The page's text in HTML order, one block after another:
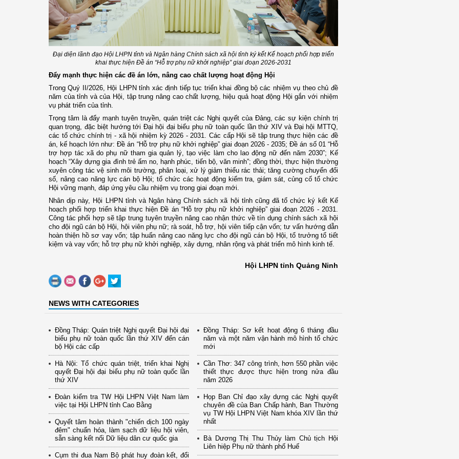
Đại diện lãnh đạo Hội LHPN tỉnh và Ngân hàng Chính sách xã hội tỉnh ký kết Kế hoạch phối hợp triển
khai thực hiện Đề án “Hỗ trợ phụ nữ khởi nghiệp” giai đoạn 2026-2031
Đẩy mạnh thực hiện các đề án lớn, nâng cao chất lượng hoạt động Hội
Trong Quý II/2026, Hội LHPN tỉnh xác định tiếp tục triển khai đồng bộ các nhiệm vụ theo chủ đề
năm của tỉnh và của Hội, tập trung nâng cao chất lượng, hiệu quả hoạt động Hội gắn với nhiệm
vụ phát triển của tỉnh.
Trọng tâm là đẩy mạnh tuyên truyền, quán triệt các Nghị quyết của Đảng, các sự kiện chính trị
quan trọng, đặc biệt hướng tới Đại hội đại biểu phụ nữ toàn quốc lần thứ XIV và Đại hội MTTQ,
các tổ chức chính trị - xã hội nhiệm kỳ 2026 - 2031. Các cấp Hội sẽ tập trung thực hiện các đề
án, kế hoạch lớn như: Đề án “Hỗ trợ phụ nữ khởi nghiệp” giai đoạn 2026 - 2035; Đề án số 01 “Hỗ
trợ hợp tác xã do phụ nữ tham gia quản lý, tạo việc làm cho lao động nữ đến năm 2030”; Kế
hoạch “Xây dựng gia đình trẻ ấm no, hạnh phúc, tiến bộ, văn minh”; đồng thời, thực hiện thường
xuyên công tác vệ sinh môi trường, phân loại, xử lý giảm thiểu rác thải; tăng cường chuyển đổi
số, nâng cao năng lực cán bộ Hội; tổ chức các hoạt động kiểm tra, giám sát, củng cố tổ chức
Hội vững mạnh, đáp ứng yêu cầu nhiệm vụ trong giai đoạn mới.
Nhân dịp này, Hội LHPN tỉnh và Ngân hàng Chính sách xã hội tỉnh cũng đã tổ chức ký kết Kế
hoạch phối hợp triển khai thực hiện Đề án “Hỗ trợ phụ nữ khởi nghiệp” giai đoạn 2026 - 2031.
Công tác phối hợp sẽ tập trung tuyên truyền nâng cao nhận thức về tín dụng chính sách xã hội
cho đội ngũ cán bộ Hội, hội viên phụ nữ; rà soát, hỗ trợ, hội viên tiếp cận vốn; tư vấn hướng dẫn
hoàn thiện hồ sơ vay vốn; tập huấn nâng cao năng lực cho đội ngũ cán bộ Hội, tổ trưởng tổ tiết
kiệm và vay vốn; hỗ trợ phụ nữ khởi nghiệp, xây dựng, nhân rộng và phát triển mô hình kinh tế.
Hội LHPN tỉnh Quảng Ninh
NEWS WITH CATEGORIES
Đồng Tháp: Quán triệt Nghị quyết Đại hội đại
biểu phụ nữ toàn quốc lần thứ XIV đến cán
bộ Hội các cấp
Hà Nội: Tổ chức quán triệt, triển khai Nghị
quyết Đại hội đại biểu phụ nữ toàn quốc lần
thứ XIV
Đoàn kiểm tra TW Hội LHPN Việt Nam làm
việc tại Hội LHPN tỉnh Cao Bằng
Quyết tâm hoàn thành "chiến dịch 100 ngày
đêm" chuẩn hóa, làm sạch dữ liệu hội viên,
sẵn sàng kết nối Dữ liệu dân cư quốc gia
Cụm thi đua Nam Bộ phát huy đoàn kết, đổi
Đồng Tháp: Sơ kết hoạt động 6 tháng đầu
năm và một năm vận hành mô hình tổ chức
mới
Cần Thơ: 347 công trình, hơn 550 phần việc
thiết thực được thực hiện trong nửa đầu
năm 2026
Họp Ban Chỉ đạo xây dựng các Nghị quyết
chuyên đề của Ban Chấp hành, Ban Thường
vụ TW Hội LHPN Việt Nam khóa XIV lần thứ
nhất
Bà Dương Thị Thu Thủy làm Chủ tịch Hội
Liên hiệp Phụ nữ thành phố Huế